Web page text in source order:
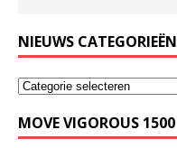
NIEUWS CATEGORIEËN
MOVE VIGOROUS 1500